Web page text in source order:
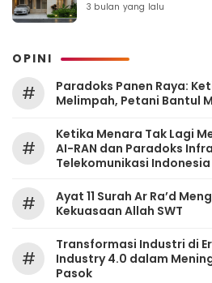
3 bulan yang lalu
OPINI
#
Paradoks Panen Raya:
Melimpah, Petani Bantul
#
Ketika Menara Tak Lagi
AI-RAN dan Paradoks
Telekomunikasi Indonesia
#
Ayat 11 Surah Ar Ra’d
Kekuasaan Allah SWT
#
Transformasi Industri di
Industry 4.0 dalam
Pasok